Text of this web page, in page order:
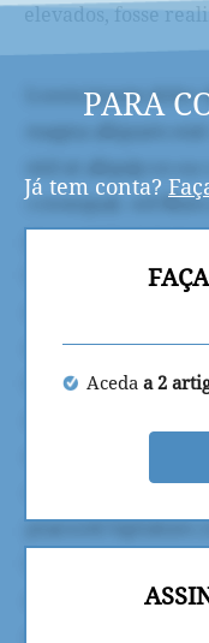
elevados, fosse
PARA
Já tem conta?
Aceda a 2